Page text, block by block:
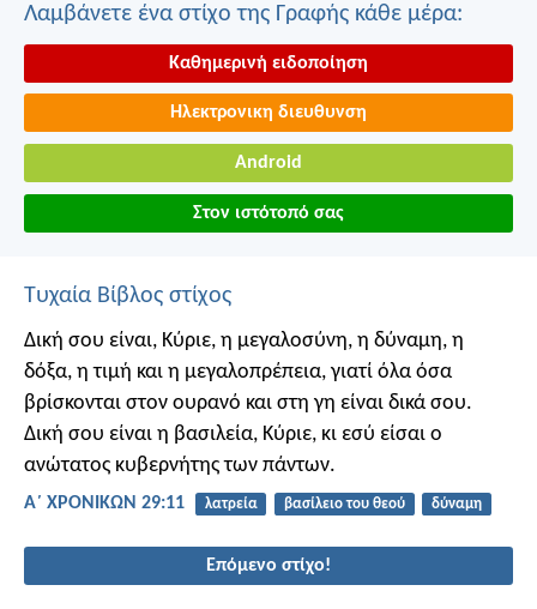
Λαμβάνετε ένα στίχο της Γραφής κάθε μέρα:
Καθημερινή ειδοποίηση
Ηλεκτρονικη διευθυνση
Android
Στον ιστότοπό σας
Τυχαία Βίβλος στίχος
Δική σου είναι, Κύριε, η μεγαλοσύνη, η δύναμη, η
δόξα, η τιμή και η μεγαλοπρέπεια, γιατί όλα όσα
βρίσκονται στον ουρανό και στη γη είναι δικά σου.
Δική σου είναι η βασιλεία, Κύριε, κι εσύ είσαι ο
ανώτατος κυβερνήτης των πάντων.
Α΄ ΧΡΟΝΙΚΩΝ 29:11 λατρεία βασίλειο του θεού δύναμη
Επόμενο στίχο!